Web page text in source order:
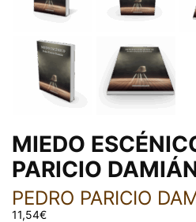
MIEDO
PARICIO
PEDRO PARICIO
11,54€